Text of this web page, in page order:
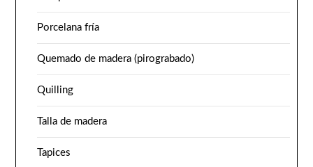
Porcelana fría
Quemado de madera (pirograbado)
Quilling
Talla de madera
Tapices